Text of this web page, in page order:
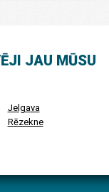
JAU MŪSU
Jelgava
Rēzekne